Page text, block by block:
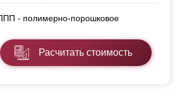
- полимерно-порошковое
Расчитать стоимость